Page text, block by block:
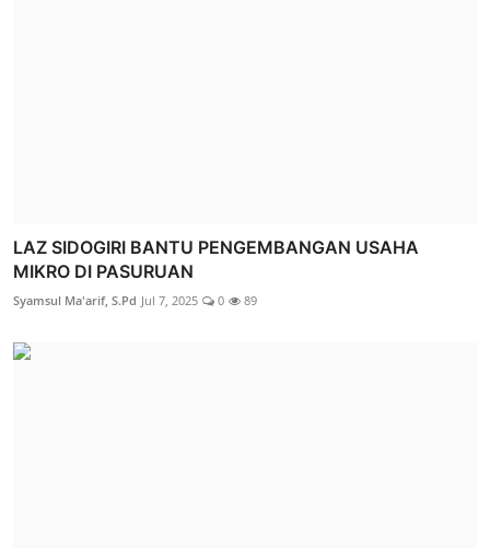
LAZ SIDOGIRI BANTU PENGEMBANGAN USAHA
MIKRO DI PASURUAN
Syamsul Ma'arif, S.Pd Jul 7, 2025 0 89